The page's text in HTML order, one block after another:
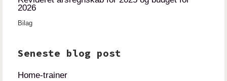
2026
Bilag
Seneste blog post
Home-trainer